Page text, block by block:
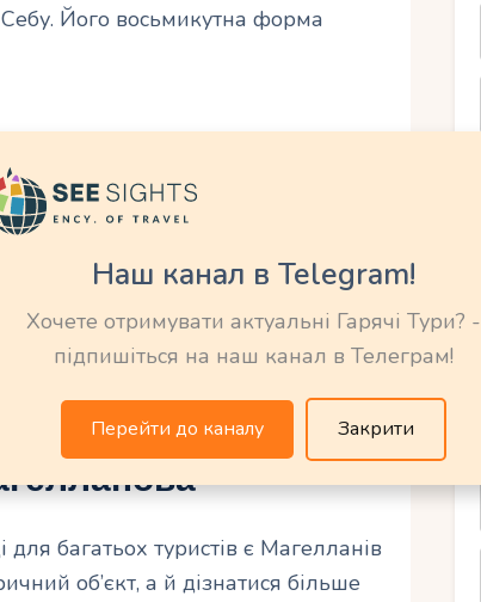
Його восьмикутна форма
історію прибуття Магеллана,
подій. Вони виконані у
культурної спадщини Філіппін.
Магеллана
багатьох туристів є Магелланів
об’єкт, а й дізнатися більше
Наш канал в Telegram!
Хочете отримувати актуальні Гарячі Тури? -
підпишіться на наш канал в Телеграм!
Перейти до каналу Закрити